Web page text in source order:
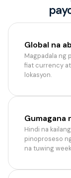
Global na
Magpadala ng
fiat currency at
lokasyon.
Gumagana
Hindi na
pinoproseso
na tuwing